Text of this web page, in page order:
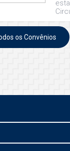
os Convênios